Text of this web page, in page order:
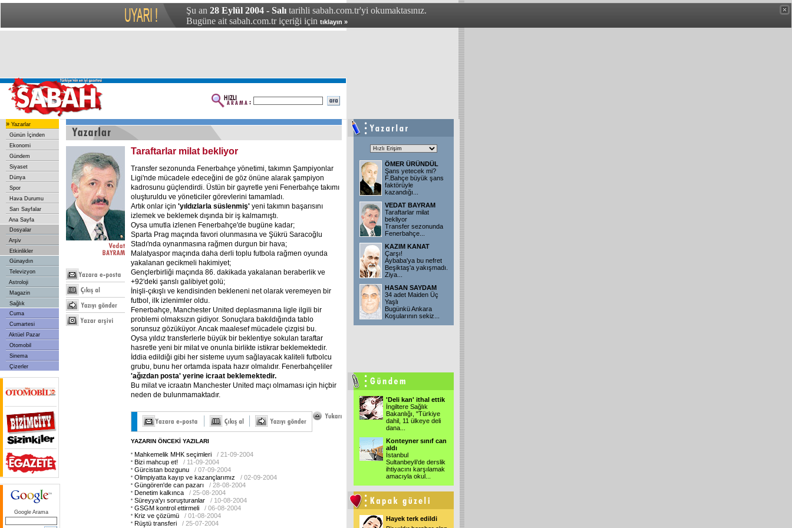
Şu an 28 Eylül 2004 - Salı tarihli sabah.com.tr'yi okumaktasınız.
Bugüne ait sabah.com.tr içeriği için tıklayın »
» Yazarlar
Günün İçinden
Ekonomi
Gündem
Siyaset
Dünya
Spor
Hava Durumu
Sarı Sayfalar
Ana Sayfa
Dosyalar
Arşiv
Etkinlikler
Günaydın
Televizyon
Astroloji
Magazin
Sağlık
Cuma
Cumartesi
Aktüel Pazar
Otomobil
Sinema
Çizerler
Google Arama
Taraftarlar milat bekliyor
Transfer sezonunda Fenerbahçe yönetimi, takımın Şampiyonlar
Ligi'nde mücadele edeceğini de göz önüne alarak şampiyon
kadrosunu güçlendirdi. Üstün bir gayretle yeni Fenerbahçe takımı
oluşturuldu ve yöneticiler görevlerini tamamladı.
Artık onlar için 'yıldızlarla süslenmiş' yeni takımın başarısını
izlemek ve beklemek dışında bir iş kalmamıştı.
Oysa umutla izlenen Fenerbahçe'de bugüne kadar;
Sparta Prag maçında favori olunmasına ve Şükrü Saracoğlu
Stadı'nda oynanmasına rağmen durgun bir hava;
Malatyaspor maçında daha derli toplu futbola rağmen oyunda
yakalanan gecikmeli hakimiyet;
Gençlerbirliği maçında 86. dakikada yakalanan beraberlik ve
+92'deki şanslı galibiyet golü;
İnişli-çıkışlı ve kendisinden bekleneni net olarak veremeyen bir
futbol, ilk izlenimler oldu.
Fenerbahçe, Manchester United deplasmanına ligle ilgili bir
problemi olmaksızın gidiyor. Sonuçlara bakıldığında tablo
sorunsuz gözüküyor. Ancak maalesef mücadele çizgisi bu.
Oysa yıldız transferlerle büyük bir beklentiye sokulan taraftar
hasretle yeni bir milat ve onunla birlikte istikrar beklemektedir.
İddia edildiği gibi her sisteme uyum sağlayacak kaliteli futbolcu
grubu, bunu her ortamda ispata hazır olmalıdır. Fenerbahçeliler
'ağızdan posta' yerine icraat beklemektedir.
Bu milat ve icraatın Manchester United maçı olmaması için hiçbir
neden de bulunmamaktadır.
YAZARIN ÖNCEKİ YAZILARI
Mahkemelik MHK seçimleri
/ 21-09-2004
Bizi mahcup et!
/ 11-09-2004
Gürcistan bozgunu
/ 07-09-2004
Olimpiyatta kayıp ve kazançlarımız
/ 02-09-2004
Güngören'de can pazarı
/ 28-08-2004
Denetim kalkınca
/ 25-08-2004
Süreyya'yı soruşturanlar
/ 10-08-2004
GSGM kontrol ettirmeli
/ 06-08-2004
Kriz ve çözümü
/ 01-08-2004
Rüştü transferi
/ 25-07-2004
ÖMER ÜRÜNDÜL
Şans yetecek mi?
F.Bahçe büyük şans
faktörüyle
kazandığı
VEDAT BAYRAM
Taraftarlar milat
bekliyor
Transfer sezonunda
Fenerbahçe
KAZIM KANAT
Çarşı!
Aybaba'ya bu nefret
Beşiktaş'a yakışmadı.
Ziya
HASAN SAYDAM
34 adet Maiden Üç
Yaşlı
Bugünkü Ankara
Koşularının sekiz
'Deli kan' ithal ettik
İngiltere Sağlık
Bakanlığı, "Türkiye
dahil, 11 ülkeye deli
dana
Konteyner sınıf can
aldı
İstanbul
Sultanbeyli'de derslik
ihtiyacını karşılamak
amacıyla okul
Hayek terk edildi